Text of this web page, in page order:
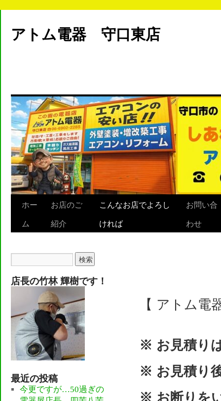
アトム電器 守口東店
Skip
ホー
ム
お店のご
紹介
こんなお店でよろし
ければ
お問い合
わせ
【 アトム電
※ お見積り
※ お見積り
※ お断りを
店長の竹林 輝樹です！
最近の投稿
今更ですが…50過ぎの